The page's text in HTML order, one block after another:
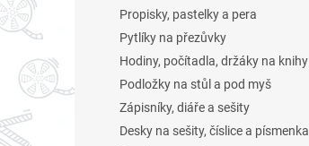
Propisky, pastelky a pera
Pytlíky na přezůvky
Hodiny, počítadla, držáky na knihy
Podložky na stůl a pod myš
Zápisníky, diáře a sešity
Desky na sešity, číslice a písmenka